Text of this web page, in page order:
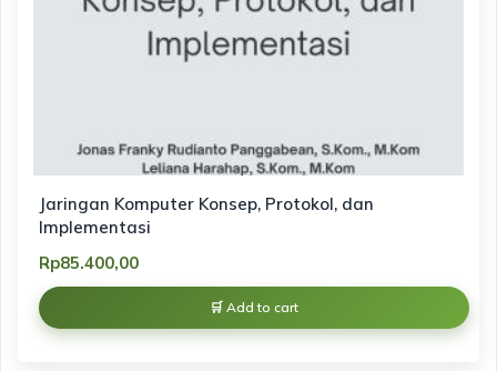
Jaringan Komputer Konsep, Protokol, dan
Implementasi
Rp85.400,00
Add to cart